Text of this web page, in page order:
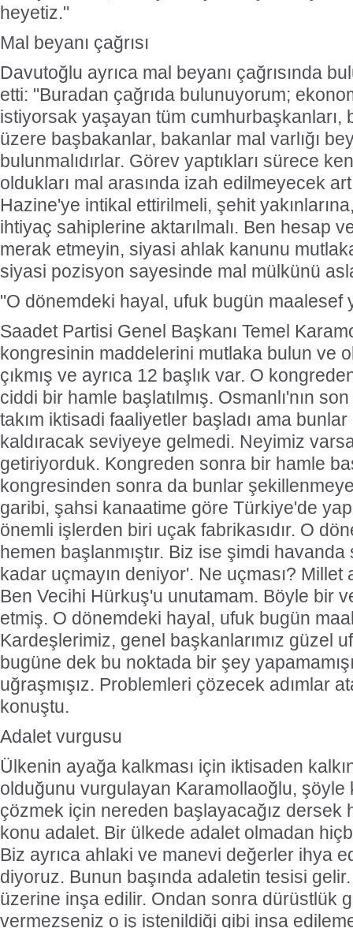
heyetiz."
Mal beyanı çağrısı
Davutoğlu ayrıca mal beyanı çağrısında
etti: "Buradan çağrıda bulunuyorum;
istiyorsak yaşayan tüm cumhurbaşkanları,
üzere başbakanlar, bakanlar mal varlığı
bulunmalıdırlar. Görev yaptıkları sürece
oldukları mal arasında izah edilmeyecek
Hazine'ye intikal ettirilmeli, şehit
ihtiyaç sahiplerine aktarılmalı. Ben hesap
merak etmeyin, siyasi ahlak kanunu
siyasi pozisyon sayesinde mal mülkünü
"O dönemdeki hayal, ufuk bugün maalesef
Saadet Partisi Genel Başkanı Temel
kongresinin maddelerini mutlaka bulun ve
çıkmış ve ayrıca 12 başlık var. O
ciddi bir hamle başlatılmış. Osmanlı'nın
takım iktisadi faaliyetler başladı ama
kaldıracak seviyeye gelmedi. Neyimiz
getiriyorduk. Kongreden sonra bir hamle
kongresinden sonra da bunlar
garibi, şahsi kanaatime göre Türkiye'de
önemli işlerden biri uçak fabrikasıdır. O
hemen başlanmıştır. Biz ise şimdi
kadar uçmayın deniyor'. Ne uçması? Millet
Ben Vecihi Hürkuş'u unutamam. Böyle bir
etmiş. O dönemdeki hayal, ufuk bugün
Kardeşlerimiz, genel başkanlarımız güzel
bugüne dek bu noktada bir şey
uğraşmışız. Problemleri çözecek adımlar
konuştu.
Adalet vurgusu
Ülkenin ayağa kalkması için iktisaden
olduğunu vurgulayan Karamollaoğlu, şöyle
çözmek için nereden başlayacağız dersek
konu adalet. Bir ülkede adalet olmadan
Biz ayrıca ahlaki ve manevi değerler ihya
diyoruz. Bunun başında adaletin tesisi
üzerine inşa edilir. Ondan sonra dürüstlük
vermezseniz o iş istenildiği gibi inşa